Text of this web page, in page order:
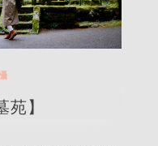
苑】